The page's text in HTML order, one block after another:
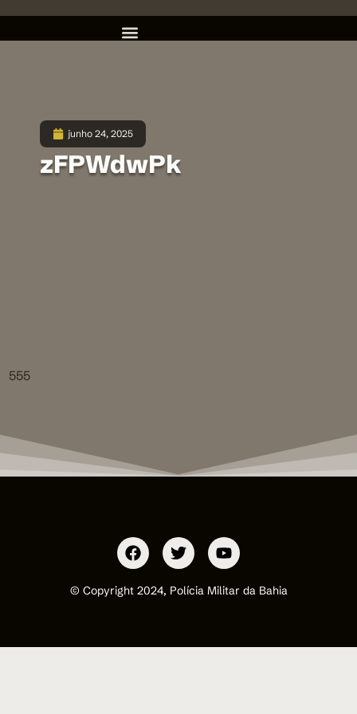
junho 24, 2025
zFPWdwPk
555
© Copyright 2024, Polícia Militar da Bahia